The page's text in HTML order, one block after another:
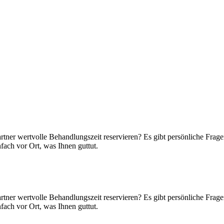
wertvolle Behandlungszeit reservieren? Es gibt persönliche
vor Ort, was Ihnen guttut.
wertvolle Behandlungszeit reservieren? Es gibt persönliche
vor Ort, was Ihnen guttut.